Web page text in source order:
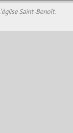
Saint-Benoît.